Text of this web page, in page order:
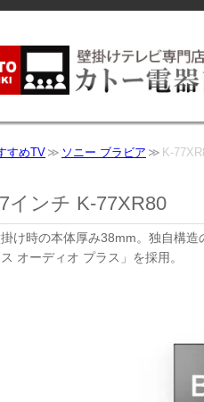
すめTV ソニー ブラビア K-
インチ K-77XR80
け時の本体厚み38mm。独自構
ス オーディオ プラス」を採用。